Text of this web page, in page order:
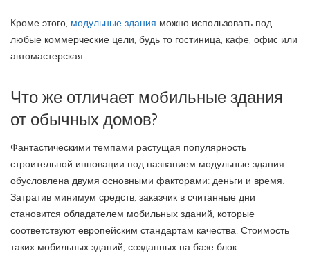
Кроме этого, модульные здания можно использовать под
любые коммерческие цели, будь то гостиница, кафе, офис или
автомастерская.
Что же отличает мобильные здания
от обычных домов?
Фантастическими темпами растущая популярность
строительной инновации под названием модульные здания
обусловлена двумя основными факторами: деньги и время.
Затратив минимум средств, заказчик в считанные дни
становится обладателем мобильных зданий, которые
соответствуют европейским стандартам качества. Стоимость
таких мобильных зданий, созданных на базе блок-